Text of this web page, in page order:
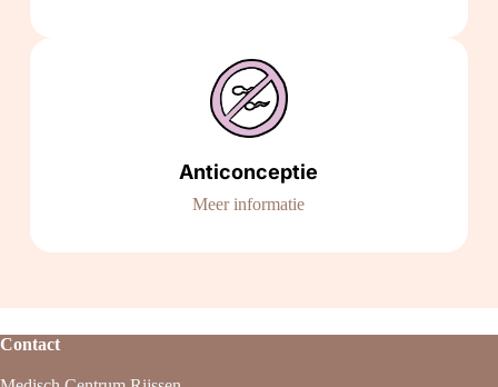
Anticonceptie
Meer informatie
Contact